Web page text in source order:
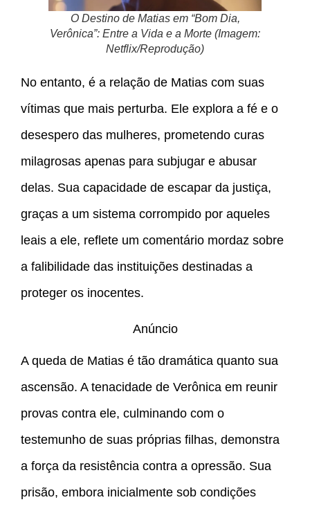
O Destino de Matias em “Bom Dia,
Verônica”: Entre a Vida e a Morte (Imagem:
Netflix/Reprodução)
No entanto, é a relação de Matias com suas
vítimas que mais perturba. Ele explora a fé e o
desespero das mulheres, prometendo curas
milagrosas apenas para subjugar e abusar
delas. Sua capacidade de escapar da justiça,
graças a um sistema corrompido por aqueles
leais a ele, reflete um comentário mordaz sobre
a falibilidade das instituições destinadas a
proteger os inocentes.
Anúncio
A queda de Matias é tão dramática quanto sua
ascensão. A tenacidade de Verônica em reunir
provas contra ele, culminando com o
testemunho de suas próprias filhas, demonstra
a força da resistência contra a opressão. Sua
prisão, embora inicialmente sob condições